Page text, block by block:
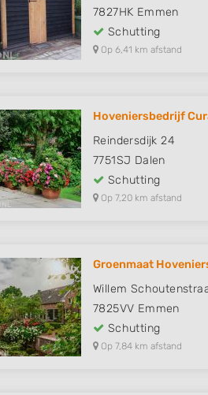
7827HK Emmen
Schutting
Op 6,41 km afstand
Hoveniersbedrijf
Reindersdijk 24
7751SJ Dalen
Schutting
Op 7,20 km afstand
Groenmaat
Willem
7825VV Emmen
Schutting
Op 7,84 km afstand